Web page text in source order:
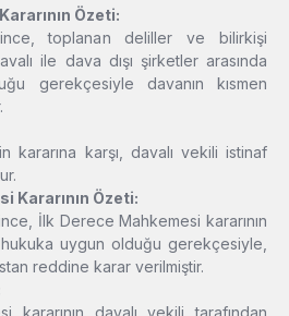
Özeti:
toplanan deliller ve bilirkişi
ile dava dışı şirketler arasında
gerekçesiyle davanın kısmen
kararına karşı, davalı vekili istinaf
Kararının Özeti:
İlk Derece Mahkemesi kararının
uygun olduğu gerekçesiyle,
reddine karar verilmiştir.